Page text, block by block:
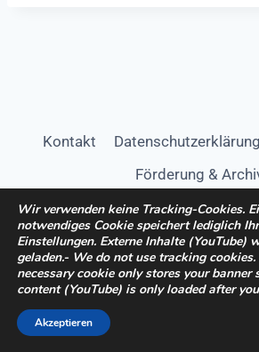
Kontakt Datenschutzerklärung
Förderung &
© 2026 Wissenschaft &
Wir verwenden keine Tracking-Cookies.
notwendiges Cookie speichert lediglich
Einstellungen. Externe Inhalte (YouTube)
geladen.- We do not use tracking
necessary cookie only stores your banner
content (YouTube) is only loaded after
Akzeptieren